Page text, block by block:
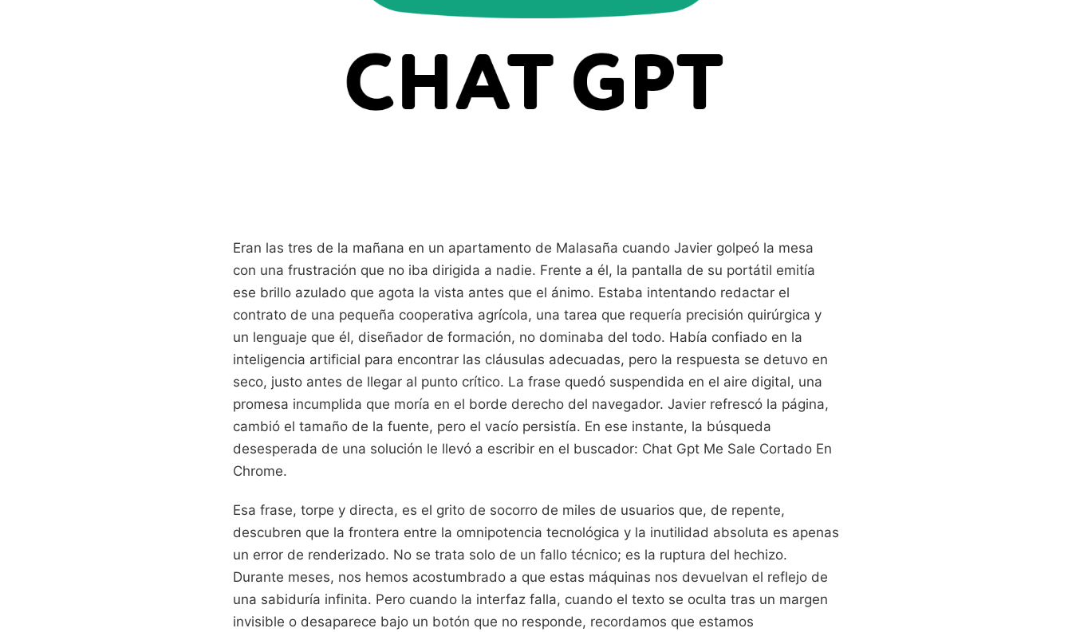
Eran las tres de la mañana en un apartamento de Malasaña cuando Javier golpeó la mesa
con una frustración que no iba dirigida a nadie. Frente a él, la pantalla de su portátil emitía
ese brillo azulado que agota la vista antes que el ánimo. Estaba intentando redactar el
contrato de una pequeña cooperativa agrícola, una tarea que requería precisión quirúrgica y
un lenguaje que él, diseñador de formación, no dominaba del todo. Había confiado en la
inteligencia artificial para encontrar las cláusulas adecuadas, pero la respuesta se detuvo en
seco, justo antes de llegar al punto crítico. La frase quedó suspendida en el aire digital, una
promesa incumplida que moría en el borde derecho del navegador. Javier refrescó la página,
cambió el tamaño de la fuente, pero el vacío persistía. En ese instante, la búsqueda
desesperada de una solución le llevó a escribir en el buscador: Chat Gpt Me Sale Cortado En
Chrome.
Esa frase, torpe y directa, es el grito de socorro de miles de usuarios que, de repente,
descubren que la frontera entre la omnipotencia tecnológica y la inutilidad absoluta es apenas
un error de renderizado. No se trata solo de un fallo técnico; es la ruptura del hechizo.
Durante meses, nos hemos acostumbrado a que estas máquinas nos devuelvan el reflejo de
una sabiduría infinita. Pero cuando la interfaz falla, cuando el texto se oculta tras un margen
invisible o desaparece bajo un botón que no responde, recordamos que estamos